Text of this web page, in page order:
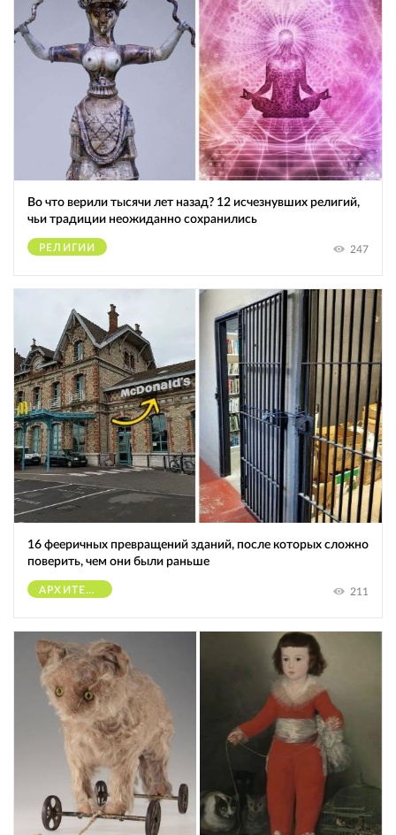
Во что верили тысячи лет назад? 12 исчезнувших религий,
чьи традиции неожиданно сохранились
РЕЛИГИИ 247
16 фееричных превращений зданий, после которых сложно
поверить, чем они были раньше
АРХИТЕКТУРА 211